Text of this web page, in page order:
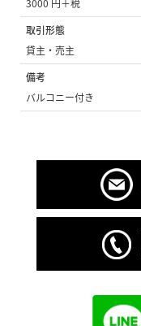
3000 円＋税
取引形態
貸主・売主
備考
バルコニー付き